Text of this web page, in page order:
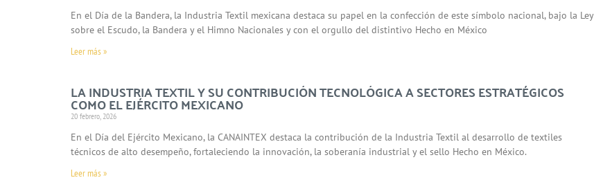
En el Día de la Bandera, la Industria Textil mexicana destaca su papel en la confección de este símbolo nacional, bajo la Ley
sobre el Escudo, la Bandera y el Himno Nacionales y con el orgullo del distintivo Hecho en México
Leer más »
LA INDUSTRIA TEXTIL Y SU CONTRIBUCIÓN TECNOLÓGICA A SECTORES ESTRATÉGICOS
COMO EL EJÉRCITO MEXICANO
20 febrero, 2026
En el Día del Ejército Mexicano, la CANAINTEX destaca la contribución de la Industria Textil al desarrollo de textiles
técnicos de alto desempeño, fortaleciendo la innovación, la soberanía industrial y el sello Hecho en México.
Leer más »